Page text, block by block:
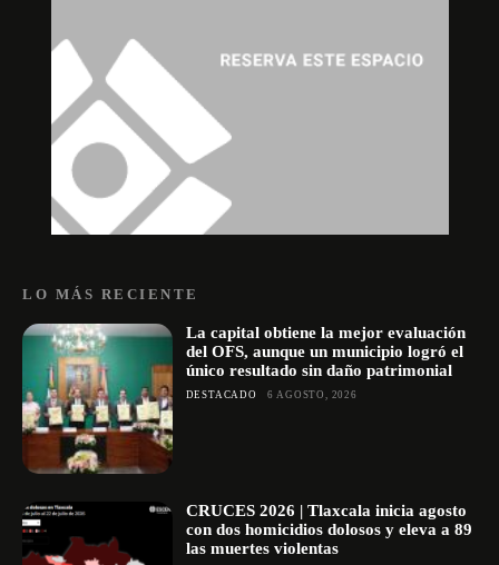
LO MÁS RECIENTE
La capital obtiene la mejor evaluación
del OFS, aunque un municipio logró el
único resultado sin daño patrimonial
DESTACADO 6 AGOSTO, 2026
CRUCES 2026 | Tlaxcala inicia agosto
con dos homicidios dolosos y eleva a 89
las muertes violentas